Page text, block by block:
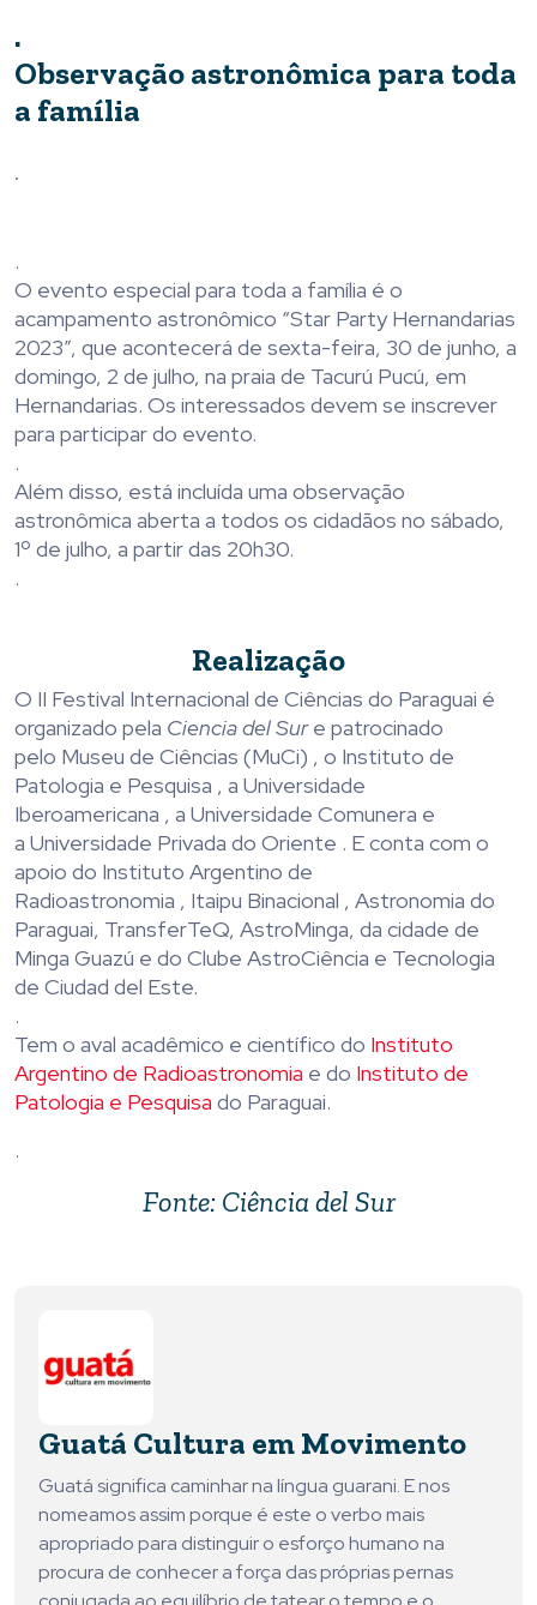
.
Observação astronômica para toda
a família
.
.
O evento especial para toda a família é o
acampamento astronômico “Star Party Hernandarias
2023”, que acontecerá de sexta-feira, 30 de junho, a
domingo, 2 de julho, na praia de Tacurú Pucú, em
Hernandarias. Os interessados ​​devem se inscrever
para participar do evento.
.
Além disso, está incluída uma observação
astronômica aberta a todos os cidadãos no sábado,
1º de julho, a partir das 20h30.
.
Realização
O II Festival Internacional de Ciências do Paraguai é
organizado pela Ciencia del Sure patrocinado
pelo Museu de Ciências (MuCi) , o Instituto de
Patologia e Pesquisa , a Universidade
Iberoamericana , a Universidade Comunera e
a Universidade Privada do Oriente . E conta com o
apoio do Instituto Argentino de
Radioastronomia , Itaipu Binacional , Astronomia do
Paraguai, TransferTeQ, AstroMinga, da cidade de
Minga Guazú e do Clube AstroCiência e Tecnologia
de Ciudad del Este.
.
Tem o aval acadêmico e científico do Instituto
Argentino de Radioastronomia e do Instituto de
Patologia e Pesquisa do Paraguai.
.
Fonte: Ciência del Sur
Guatá Cultura em Movimento
Guatá significa caminhar na língua guarani. E nos
nomeamos assim porque é este o verbo mais
apropriado para distinguir o esforço humano na
procura de conhecer a força das próprias pernas